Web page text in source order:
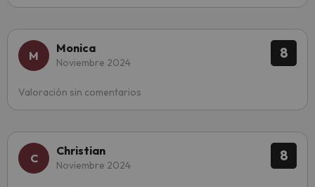
8
Monica
Noviembre 2024
Valoración sin comentarios
8
Christian
Noviembre 2024